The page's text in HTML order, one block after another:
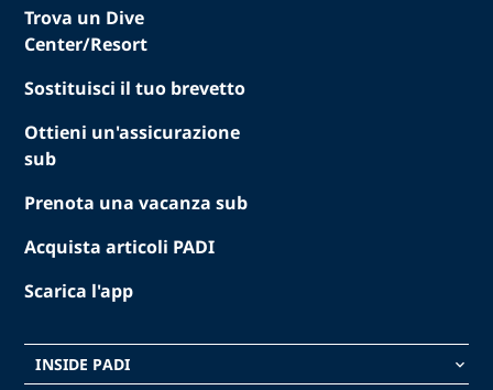
Trova un Dive
Center/Resort
Sostituisci il tuo brevetto
Ottieni un'assicurazione
sub
Prenota una vacanza sub
Acquista articoli PADI
Scarica l'app
INSIDE PADI keyboard_arrow_down